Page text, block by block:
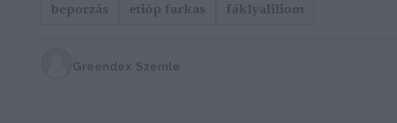
beporzás etióp farkas fáklyaliliom
Greendex Szemle